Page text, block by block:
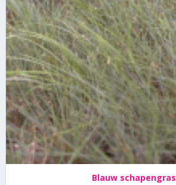
Blauw schapengras